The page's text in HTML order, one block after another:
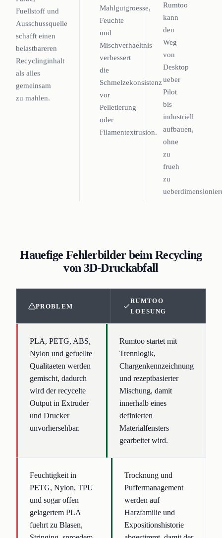
Fuellstoff und
Ausschussquelle
schafft einen
belastbareren
Recyclinginhalt
als alles
gemeinsam
zu mahlen.
Mahlgutgroesse,
Feuchte
und
Mischverhaeltnis
verbessert
die
Schmelzekonsistenz
vor
Pelletierung
oder
Filamentextrusion.
Rumtoo
kann
den
Weg
von
Desktop
ueber
Pilot
bis
industriell
aufbauen,
ohne
zu
frueh
zu
Hauefige Fehlerbilder beim Recycling
von 3D-Druckabfall
PROBLEM
RUMTOO
LOESUNG
PLA, PETG, ABS,
Nylon und gefuellte
Qualitaeten werden
gemischt, dadurch
wird der recycelte
Output in Extruder
und Drucker
unvorhersehbar.
Rumtoo startet mit
Trennlogik,
Chargenkennzeichnung
und rezeptbasierter
Mischung, damit
innerhalb eines
definierten
Materialfensters
gearbeitet wird.
Feuchtigkeit in
PETG, Nylon, TPU
und sogar offen
gelagertem PLA
fuehrt zu Blasen,
Trocknung und
Puffermanagement
werden auf
Harzfamilie und
Expositionshistorie